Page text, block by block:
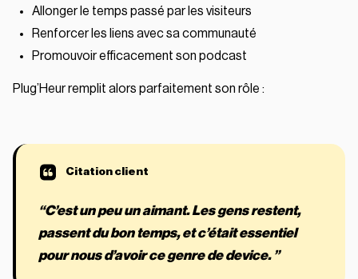
Allonger le temps passé par les visiteurs
Renforcer les liens avec sa communauté
Promouvoir efficacement son podcast
Plug’Heur remplit alors parfaitement son rôle :
“C’est un peu un aimant. Les gens restent,
passent du bon temps, et c’était essentiel
pour nous d’avoir ce genre de device. ”